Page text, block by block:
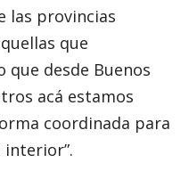
las provincias
que
que desde Buenos
acá estamos
coordinada para
interior”.